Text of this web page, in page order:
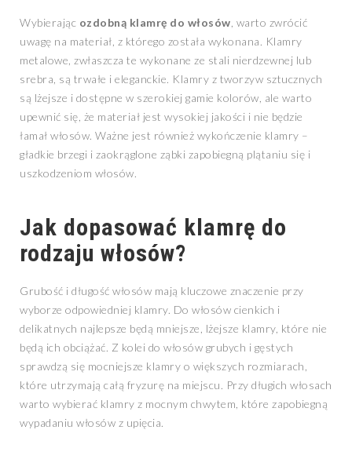
Wybierając ozdobną klamrę do włosów , warto zwrócić
uwagę na materiał, z którego została wykonana. Klamry
metalowe, zwłaszcza te wykonane ze stali nierdzewnej lub
srebra, są trwałe i eleganckie. Klamry z tworzyw sztucznych
są lżejsze i dostępne w szerokiej gamie kolorów, ale warto
upewnić się, że materiał jest wysokiej jakości i nie będzie
łamał włosów. Ważne jest również wykończenie klamry –
gładkie brzegi i zaokrąglone ząbki zapobiegną plątaniu się i
uszkodzeniom włosów.
Jak dopasować klamrę do
rodzaju włosów?
Grubość i długość włosów mają kluczowe znaczenie przy
wyborze odpowiedniej klamry. Do włosów cienkich i
delikatnych najlepsze będą mniejsze, lżejsze klamry, które nie
będą ich obciążać. Z kolei do włosów grubych i gęstych
sprawdzą się mocniejsze klamry o większych rozmiarach,
które utrzymają całą fryzurę na miejscu. Przy długich włosach
warto wybierać klamry z mocnym chwytem, które zapobiegną
wypadaniu włosów z upięcia.